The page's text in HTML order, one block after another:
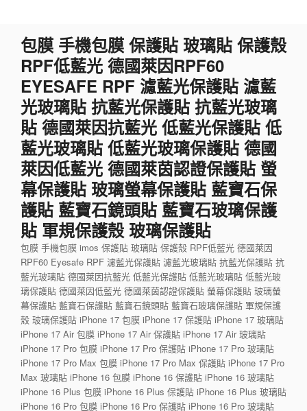
包膜 手機包膜 保護貼 玻璃貼 保護殼
RPF低藍光 德國萊因RPF60
EYESAFE RPF 濾藍光保護貼 濾藍
光玻璃貼 抗藍光保護貼 抗藍光玻璃
貼 德國萊因抗藍光 低藍光保護貼 低
藍光玻璃貼 低藍光玻璃保護貼 德國
萊因低藍光 德國萊茵認證保護貼 螢
幕保護貼 玻璃螢幕保護貼 藍寶石保
護貼 藍寶石鏡頭貼 藍寶石玻璃保護
貼 軍規保護殼 玻璃保護貼
包膜 手機包膜 imos 保護貼 玻璃貼 保護殼 RPF低藍光 德國萊因
RPF60 Eyesafe RPF 濾藍光保護貼 濾藍光玻璃貼 抗藍光保護貼 抗
藍光玻璃貼 德國萊因抗藍光 低藍光保護貼 低藍光玻璃貼 低藍光玻
璃保護貼 德國萊因低藍光 德國萊茵認證保護貼 螢幕保護貼 玻璃螢
幕保護貼 藍寶石保護貼 藍寶石鏡頭貼 藍寶石玻璃保護貼 軍規保護
殼 玻璃保護貼 iPhone 17 包膜 iPhone 17 保護貼 iPhone 17 玻璃貼
iPhone 17 Air 包膜 iPhone 17 Air 保護貼 iPhone 17 Air 玻璃貼
iPhone 17 Pro 包膜 iPhone 17 Pro 保護貼 iPhone 17 Pro 玻璃貼
iPhone 17 Pro Max 包膜 iPhone 17 Pro Max 保護貼 iPhone 17 Pro
Max 玻璃貼 iPhone 16 包膜 iPhone 16 保護貼 iPhone 16 玻璃貼
iPhone 16 Plus 包膜 iPhone 16 Plus 保護貼 iPhone 16 Plus 玻璃貼
iPhone 16 Pro 包膜 iPhone 16 Pro 保護貼 iPhone 16 Pro 玻璃貼